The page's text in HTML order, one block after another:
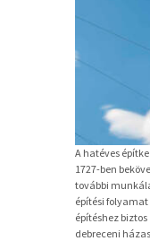
A hatéves
1727-ben
további
építési folyamat
építéshez
debreceni